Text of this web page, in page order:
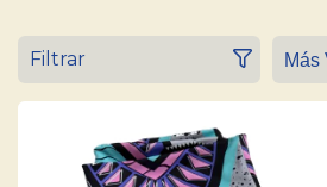
Filtrar